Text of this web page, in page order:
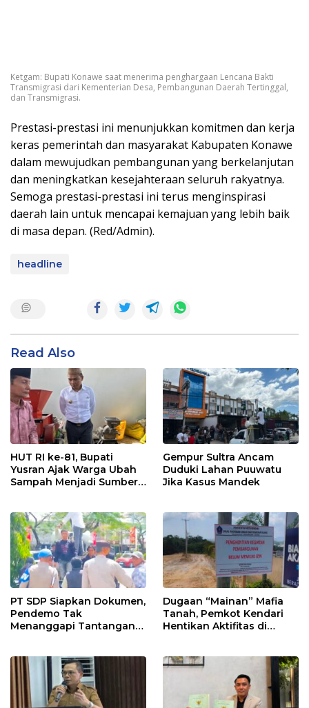
Ketgam: Bupati Konawe saat menerima penghargaan Lencana Bakti
Transmigrasi dari Kementerian Desa, Pembangunan Daerah Tertinggal,
dan Transmigrasi.
Prestasi-prestasi ini menunjukkan komitmen dan kerja
keras pemerintah dan masyarakat Kabupaten Konawe
dalam mewujudkan pembangunan yang berkelanjutan
dan meningkatkan kesejahteraan seluruh rakyatnya.
Semoga prestasi-prestasi ini terus menginspirasi
daerah lain untuk mencapai kemajuan yang lebih baik
di masa depan. (Red/Admin).
headline
Read Also
HUT RI ke-81, Bupati
Yusran Ajak Warga Ubah
Sampah Menjadi Sumber
Gempur Sultra Ancam
Duduki Lahan Puuwatu
Jika Kasus Mandek
PT SDP Siapkan Dokumen,
Pendemo Tak
Menanggapi Tantangan
Dugaan “Mainan” Mafia
Tanah, Pemkot Kendari
Hentikan Aktifitas di